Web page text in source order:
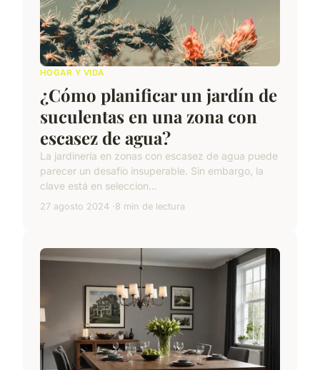
HOGAR Y VIDA
¿Cómo planificar un jardín de
suculentas en una zona con
escasez de agua?
La jardinería en zonas con escasez de agua puede
parecer un desafío insuperable. Sin embargo, la
clave está en seleccion...
27 agosto 2024 8 min de lectura